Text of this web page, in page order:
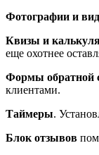
Фотографии и
Квизы и
еще охотнее
Формы обратной
клиентами.
Таймеры.
Блок отзывов